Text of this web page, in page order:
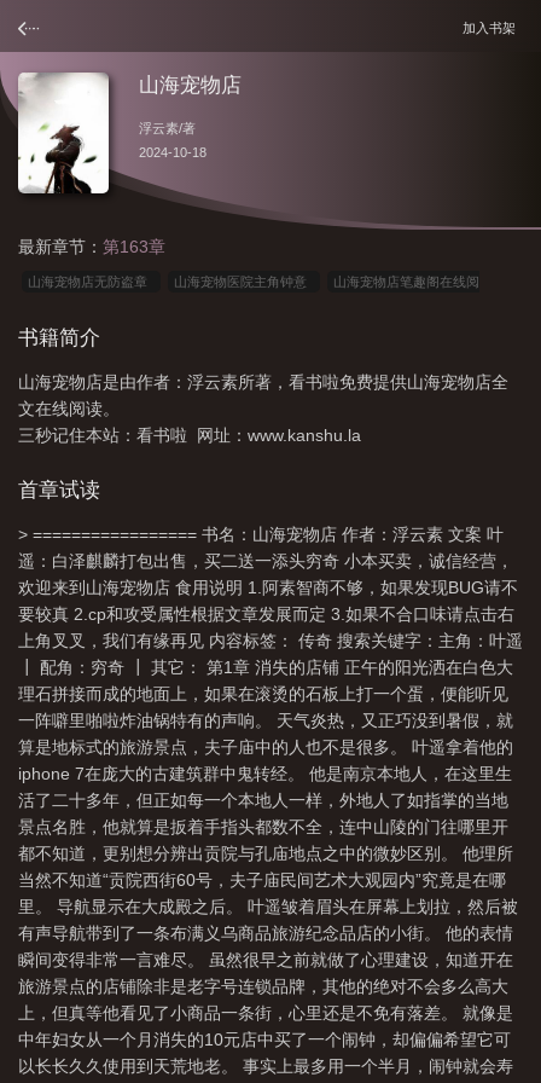
加入书架
山海宠物店
浮云素/著
2024-10-18
最新章节： 第163章
山海宠物店无防盗章 山海宠物医院主角钟意 山海宠物店笔趣阁在线阅
店TXT资源
院 山海宠物店 笔趣阁 山海宠物店全文 山海宠物店txt 山海宠物怎么升
级 山海宠物店 百度
宠物店书包网
书籍简介
山海宠物店是由作者：浮云素所著，看书啦免费提供山海宠物店全
文在线阅读。
三秒记住本站：看书啦 网址：www.kanshu.la
首章试读
> ================= 书名：山海宠物店 作者：浮云素 文案 叶
遥：白泽麒麟打包出售，买二送一添头穷奇 小本买卖，诚信经营，
欢迎来到山海宠物店 食用说明 1.阿素智商不够，如果发现BUG请不
要较真 2.cp和攻受属性根据文章发展而定 3.如果不合口味请点击右
上角叉叉，我们有缘再见 内容标签： 传奇 搜索关键字：主角：叶遥
┃ 配角：穷奇 ┃ 其它： 第1章 消失的店铺 正午的阳光洒在白色大
理石拼接而成的地面上，如果在滚烫的石板上打一个蛋，便能听见
一阵噼里啪啦炸油锅特有的声响。 天气炎热，又正巧没到暑假，就
算是地标式的旅游景点，夫子庙中的人也不是很多。 叶遥拿着他的
iphone 7在庞大的古建筑群中鬼转经。 他是南京本地人，在这里生
活了二十多年，但正如每一个本地人一样，外地人了如指掌的当地
景点名胜，他就算是扳着手指头都数不全，连中山陵的门往哪里开
都不知道，更别想分辨出贡院与孔庙地点之中的微妙区别。 他理所
当然不知道“贡院西街60号，夫子庙民间艺术大观园内”究竟是在哪
里。 导航显示在大成殿之后。 叶遥皱着眉头在屏幕上划拉，然后被
有声导航带到了一条布满义乌商品旅游纪念品店的小街。 他的表情
瞬间变得非常一言难尽。 虽然很早之前就做了心理建设，知道开在
旅游景点的店铺除非是老字号连锁品牌，其他的绝对不会多么高大
上，但真等他看见了小商品一条街，心里还是不免有落差。 就像是
中年妇女从一个月消失的10元店中买了一个闹钟，却偏偏希望它可
以长长久久使用到天荒地老。 事实上最多用一个半月，闹钟就会寿